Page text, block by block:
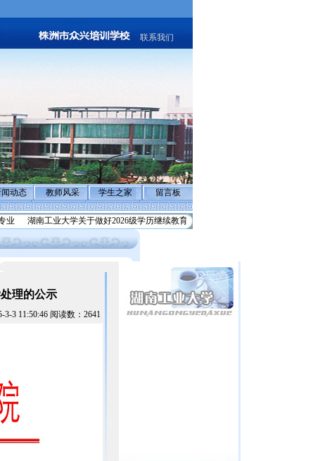
联系我们
动态 教师风采 学生之家 留言板
湖南工业大学关于做好2026级学历继续教育学生
理的公示
3-3 11:50:46 阅读数：2641